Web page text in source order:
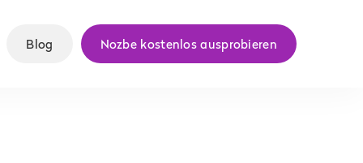
Blog Nozbe kostenlos ausprobieren